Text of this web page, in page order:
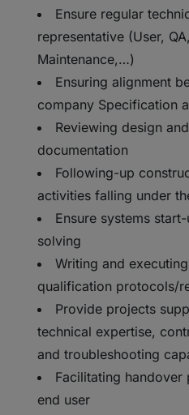
Ensure regular
representative (User,
Maintenance,…)
Ensuring alignment
company Specification
Reviewing design
documentation
Following-up
activities falling under
Ensure systems
solving
Writing and
qualification protocols/
Provide projects
technical expertise,
and troubleshooting
Facilitating
end user